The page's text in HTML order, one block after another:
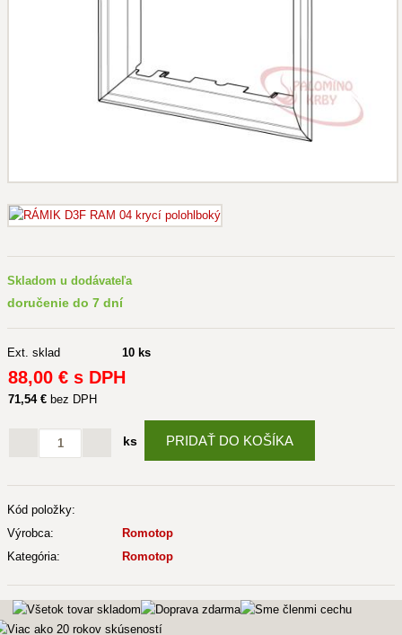
Skladom u dodávateľa
doručenie do 7 dní
Ext. sklad 10 ks
88,00 € s DPH
71,54 € bez DPH
ks PRIDAŤ DO KOŠÍKA
Kód položky:
Výrobca:
Romotop
Kategória:
Romotop